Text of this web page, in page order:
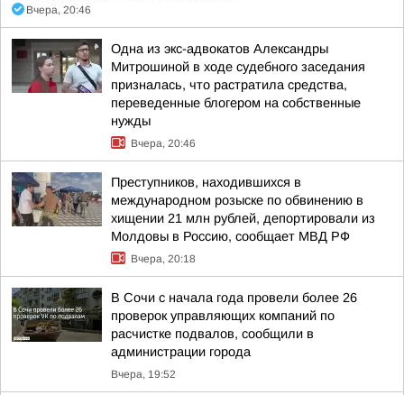
Вчера, 20:46
Одна из экс-адвокатов Александры
Митрошиной в ходе судебного заседания
призналась, что растратила средства,
переведенные блогером на собственные
нужды
Вчера, 20:46
Преступников, находившихся в
международном розыске по обвинению в
хищении 21 млн рублей, депортировали из
Молдовы в Россию, сообщает МВД РФ
Вчера, 20:18
В Сочи с начала года провели более 26
проверок управляющих компаний по
расчистке подвалов, сообщили в
администрации города
Вчера, 19:52